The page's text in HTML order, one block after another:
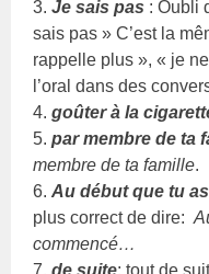
3.Je sais pas : Oubli
sais pas » C’est la
rappelle plus », « je
l’oral dans des
4.goûter à la
5.par membre de ta
membre de ta famille.
6.Au début que tu
plus correct de dire:
commencé…
7.de suite: tout de